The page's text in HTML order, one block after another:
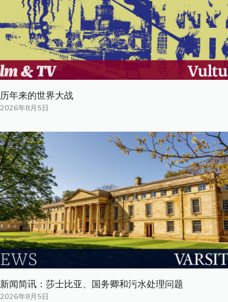
历年来的世界大战
2026年8月5日
新闻简讯：莎士比亚、国务卿和污水处理问题
2026年8月5日